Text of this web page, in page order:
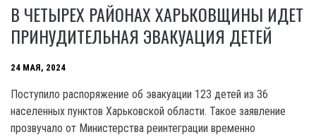
В ЧЕТЫРЕХ РАЙОНАХ ХАРЬКОВЩИНЫ ИДЕТ
ПРИНУДИТЕЛЬНАЯ ЭВАКУАЦИЯ ДЕТЕЙ
24 МАЯ, 2024
Поступило распоряжение об эвакуации 12З детей из З6
населенных пунктов Харьковской области. Такое заявление
прозвучало от Министерства реинтеграции временно